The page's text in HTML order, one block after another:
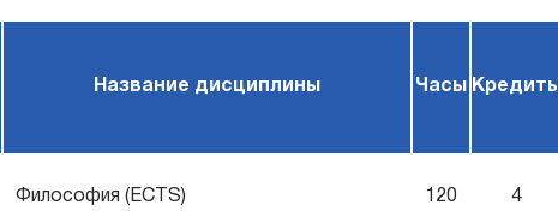
Название дисциплины Часы Кредиты
Философия (ECTS) 120 4